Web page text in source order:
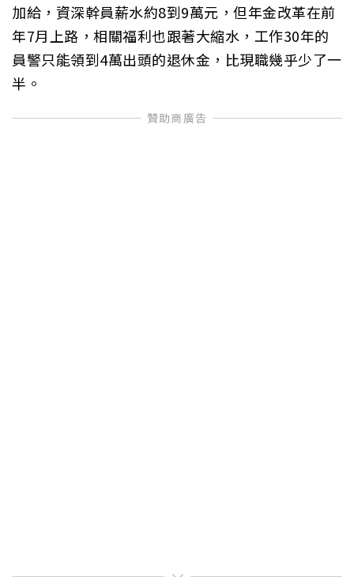
加給，資深幹員薪水約8到9萬元，但年金改革在前
年7月上路，相關福利也跟著大縮水，工作30年的
員警只能領到4萬出頭的退休金，比現職幾乎少了一
半。